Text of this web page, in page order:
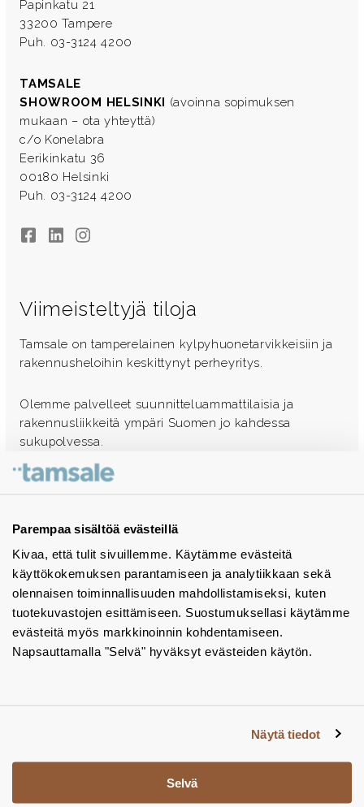
Parempaa sisältöä evästeillä
Kivaa, että tulit sivuillemme. Käytämme evästeitä
käyttökokemuksen parantamiseen ja analytiikkaan sekä
olennaisen toiminnallisuuden mahdollistamiseksi, kuten
tuotekuvastojen esittämiseen. Suostumuksellasi käytämme
evästeitä myös markkinoinnin kohdentamiseen.
Napsauttamalla "Selvä" hyväksyt evästeiden käytön.
Näytä tiedot
Selvä
Papinkatu 21
33200 Tampere
Puh. 03-3124 4200
TAMSALE
SHOWROOM HELSINKI (avoinna sopimuksen
mukaan – ota yhteyttä)
c/o Konelabra
Eerikinkatu 36
00180 Helsinki
Puh. 03-3124 4200
FacebookLinkedInInstagram
Viimeisteltyjä tiloja
Tamsale on tamperelainen kylpyhuonetarvikkeisiin ja
rakennusheloihin keskittynyt perheyritys.
Olemme palvelleet suunnitteluammattilaisia ja
rakennusliikkeitä ympäri Suomen jo kahdessa
sukupolvessa.
Ota yhteyttä - autamme mielellämme
Tuotekuvastot
Instagram
BIM-objektit
Yhteystiedot
Tiedotteet